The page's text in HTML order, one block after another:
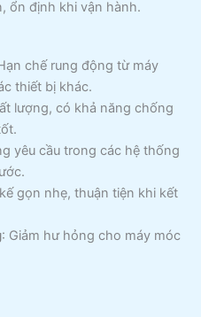
ổn định khi vận hành.
chế rung động từ máy
thiết bị khác.
lượng, có khả năng chống
yêu cầu trong các hệ thống
gọn nhẹ, thuận tiện khi kết
: Giảm hư hỏng cho máy móc